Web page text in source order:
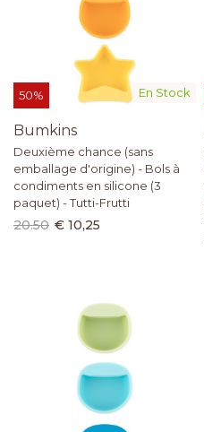
En Stock
50%
Bumkins
Deuxième chance (sans
emballage d'origine) - Bols à
condiments en silicone (3
paquet) - Tutti-Frutti
20.50 € 10,25